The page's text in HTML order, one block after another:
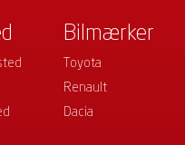
Bilmærker
Toyota
Renault
Dacia